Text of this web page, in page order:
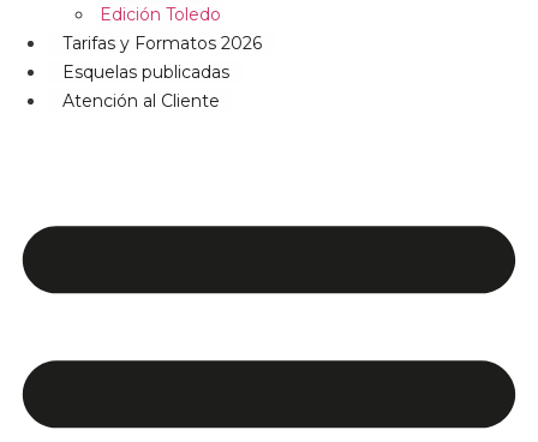
Edición Toledo
Tarifas y Formatos 2026
Esquelas publicadas
Atención al Cliente